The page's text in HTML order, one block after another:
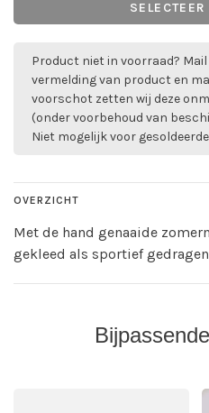
Product niet in voorraad?
vermelding van product en
voorschot zetten wij deze
(onder voorbehoud van
Niet mogelijk voor
OVERZICHT
Met de hand genaaide
gekleed als sportief